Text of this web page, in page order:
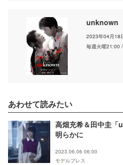
unknown
2023年04月18
毎週火曜21:00
あわせて読みたい
高畑充希＆田中圭
明らかに
2023.06.06 06:00
モデルプレス